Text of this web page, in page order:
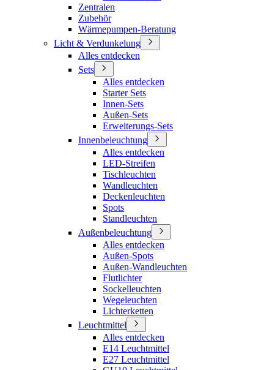
Zentralen
Zubehör
Wärmepumpen-Beratung
Licht & Verdunkelung
Alles entdecken
Sets
Alles entdecken
Starter Sets
Innen-Sets
Außen-Sets
Erweiterungs-Sets
Innenbeleuchtung
Alles entdecken
LED-Streifen
Tischleuchten
Wandleuchten
Deckenleuchten
Spots
Standleuchten
Außenbeleuchtung
Alles entdecken
Außen-Spots
Außen-Wandleuchten
Flutlichter
Sockelleuchten
Wegeleuchten
Lichterketten
Leuchtmittel
Alles entdecken
E14 Leuchtmittel
E27 Leuchtmittel